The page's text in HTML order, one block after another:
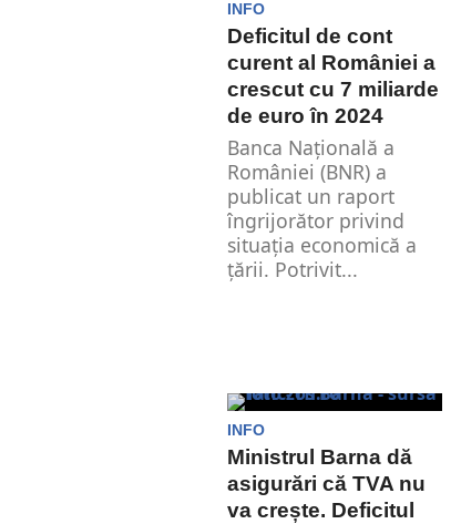
INFO
Deficitul de cont
curent al României a
crescut cu 7 miliarde
de euro în 2024
Banca Națională a
României (BNR) a
publicat un raport
îngrijorător privind
situația economică a
țării. Potrivit...
INFO
Ministrul Barna dă
asigurări că TVA nu
va crește. Deficitul